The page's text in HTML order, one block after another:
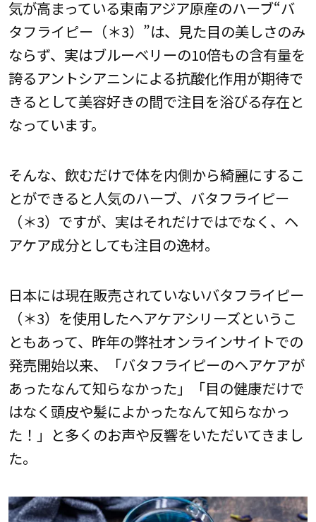
気が高まっている東南アジア原産のハーブ“バ
タフライピー（＊3）”は、見た目の美しさのみ
ならず、実はブルーベリーの10倍もの含有量を
誇るアントシアニンによる抗酸化作用が期待で
きるとして美容好きの間で注目を浴びる存在と
なっています。
そんな、飲むだけで体を内側から綺麗にするこ
とができると人気のハーブ、バタフライピー
（＊3）ですが、実はそれだけではでなく、ヘ
アケア成分としても注目の逸材。
日本には現在販売されていないバタフライピー
（＊3）を使用したヘアケアシリーズというこ
ともあって、昨年の弊社オンラインサイトでの
発売開始以来、「バタフライピーのヘアケアが
あったなんて知らなかった」「目の健康だけで
はなく頭皮や髪によかったなんて知らなかっ
た！」と多くのお声や反響をいただいてきまし
た。